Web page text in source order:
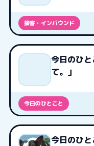
接客・インバウンド
今日のひ
て。」
今日のひとこと
今日のひ